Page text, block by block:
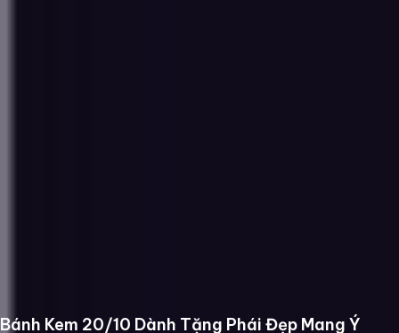
Bánh Kem 20/10 Dành Tặng Phái Đẹp Mang Ý